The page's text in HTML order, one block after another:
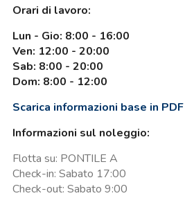
Orari di lavoro:
Lun - Gio: 8:00 - 16:00
Ven: 12:00 - 20:00
Sab: 8:00 - 20:00
Dom: 8:00 - 12:00
Scarica informazioni base in PDF
Informazioni sul noleggio:
Flotta su: PONTILE A
Check-in: Sabato 17:00
Check-out: Sabato 9:00